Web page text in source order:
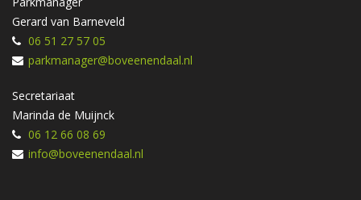
Gerard van Barneveld
06 51 27 57 05
parkmanager@boveenendaal.nl
Secretariaat
Marinda de Muijnck
06 12 66 08 69
info@boveenendaal.nl